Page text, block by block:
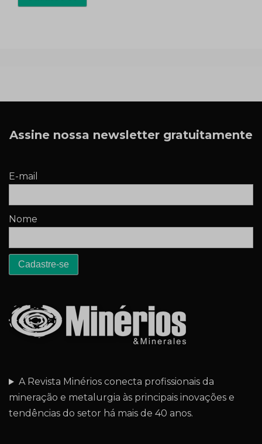
Assine nossa newsletter gratuitamente
E-mail
Nome
A Revista Minérios conecta profissionais da
mineração e metalurgia às principais inovações e
tendências do setor há mais de 40 anos.